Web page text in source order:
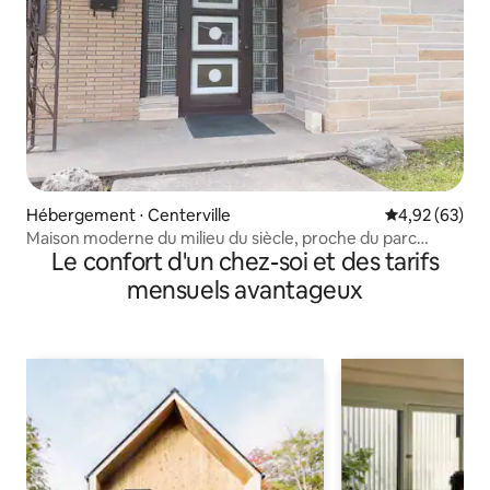
Hébergement ⋅ Centerville Évaluation
4,92 (63)
Maison moderne du milieu du siècle, proche du parc
municipal et de la piscine.
Le confort d'un chez-soi et des tarifs
mensuels avantageux